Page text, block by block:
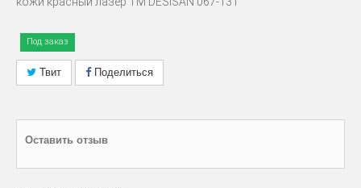
Под заказ
Твит Поделиться
Оставить отзыв